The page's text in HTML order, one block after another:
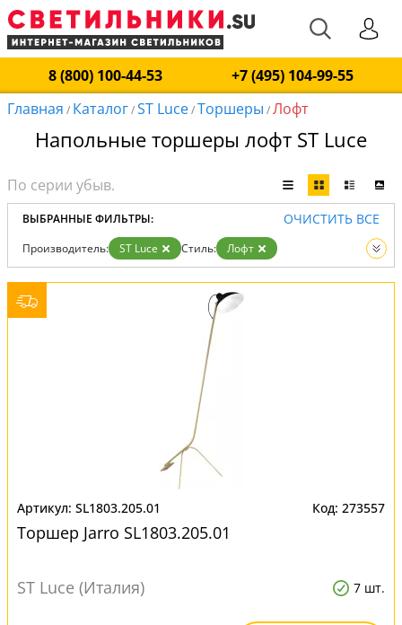
8 (800) 100-44-53
+7 (495) 104-99-55
Главная / Каталог/ST Luce/Торшеры /Лофт
Напольные торшеры лофт ST Luce
ВЫБРАННЫЕ ФИЛЬТРЫ: ОЧИСТИТЬ ВСЕ
Производитель: ST Luce Стиль:
Лофт
Вид:
Торшеры
SL1803.205.01 273557
Торшер Jarro SL1803.205.01
ST Luce (Италия) 7 шт.